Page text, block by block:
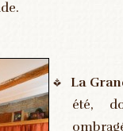
La
été,